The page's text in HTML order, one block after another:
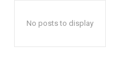
No posts to display